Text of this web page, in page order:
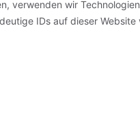
verwenden wir
IDs auf dieser